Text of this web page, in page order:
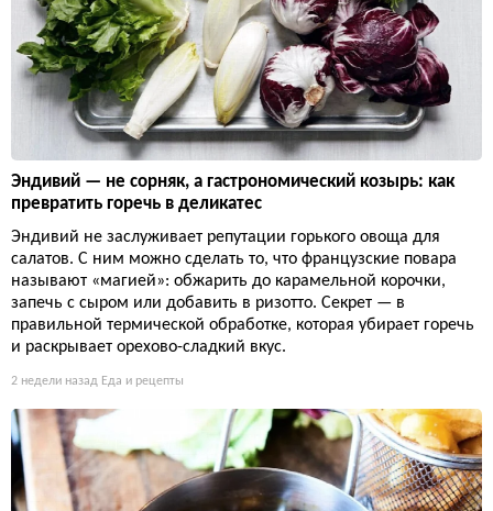
Эндивий — не сорняк, а гастрономический козырь: как
превратить горечь в деликатес
Эндивий не заслуживает репутации горького овоща для
салатов. С ним можно сделать то, что французские повара
называют «магией»: обжарить до карамельной корочки,
запечь с сыром или добавить в ризотто. Секрет — в
правильной термической обработке, которая убирает горечь
и раскрывает орехово-сладкий вкус.
2 недели назад Еда и рецепты